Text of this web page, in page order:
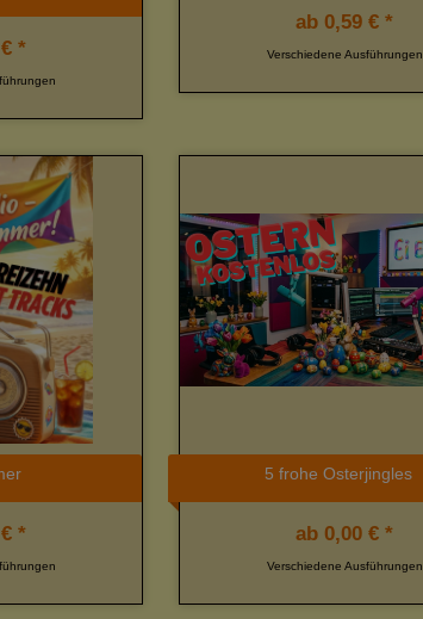
*
ab 0,59 € *
Verschiedene Ausführungen
*
5 frohe Osterjingles
ab 0,00 € *
Verschiedene Ausführungen